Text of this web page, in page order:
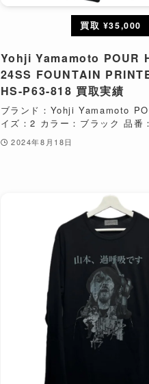
買取 ¥35,000
Yohji Yamamoto POUR
24SS FOUNTAIN
HS-P63-818 買取実績
ブランド：Yohji Yamamoto
イズ：2 カラー：ブラック 品
2024年8月18日